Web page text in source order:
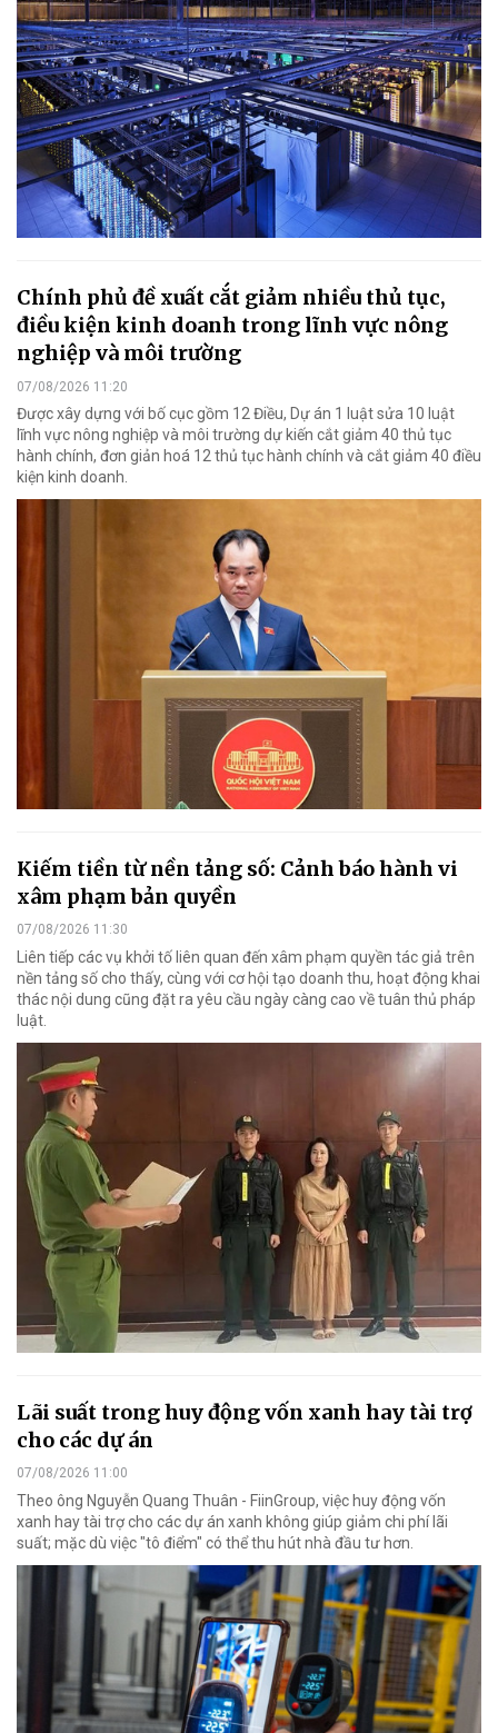
Chính phủ đề xuất cắt giảm nhiều thủ tục,
điều kiện kinh doanh trong lĩnh vực nông
nghiệp và môi trường
07/08/2026 11:20
Được xây dựng với bố cục gồm 12 Điều, Dự án 1 luật sửa 10 luật
lĩnh vực nông nghiệp và môi trường dự kiến cắt giảm 40 thủ tục
hành chính, đơn giản hoá 12 thủ tục hành chính và cắt giảm 40 điều
kiện kinh doanh.
Kiếm tiền từ nền tảng số: Cảnh báo hành vi
xâm phạm bản quyền
07/08/2026 11:30
Liên tiếp các vụ khởi tố liên quan đến xâm phạm quyền tác giả trên
nền tảng số cho thấy, cùng với cơ hội tạo doanh thu, hoạt động khai
thác nội dung cũng đặt ra yêu cầu ngày càng cao về tuân thủ pháp
luật.
Lãi suất trong huy động vốn xanh hay tài trợ
cho các dự án
07/08/2026 11:00
Theo ông Nguyễn Quang Thuân - FiinGroup, việc huy động vốn
xanh hay tài trợ cho các dự án xanh không giúp giảm chi phí lãi
suất; mặc dù việc "tô điểm" có thể thu hút nhà đầu tư hơn.